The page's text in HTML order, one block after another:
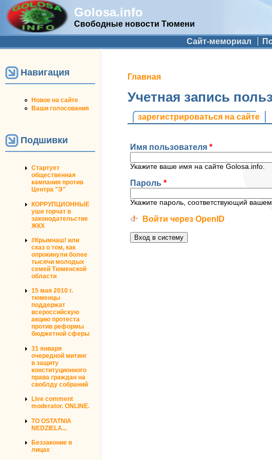
Golosa.info
Свободные новости Тюмени
Дополнительное меню Сайт-мемориал
Навигация
Новое на сайте
Ваши голосования
Подшивки
Стартует
общественная
кампания против
Центра "Э"
КОРРУПЦИОННЫЕ
уши торчат в
законодательстве
ЖКХ
#Крымнаш! или
сказ о том, как
опрокинули более
тысячи молодых
семей Тюменской
области
15 мая 2010 г.
тюменцы
поддержат
всероссийскую
акцию протеста
против реформы
бюджетной сферы
31 января
очередной митинг
в защиту
конституционного
права граждан на
своблду собраний
Live comment
moderator. ONLINE.
TO OSTATNIA
NEDZIELA...
Беззаконие в
лицах
Вы здесь
Главная
Учетная запись
Главные вкладки
зарегистрироваться на сайте
Имя пользователя *
Укажите ваше имя на сайте Golosa.info.
Пароль *
Укажите пароль, соответствующий
Войти через OpenID